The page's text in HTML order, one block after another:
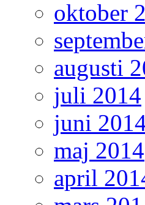
oktober
augusti
juli 2014
juni
maj 2014
april